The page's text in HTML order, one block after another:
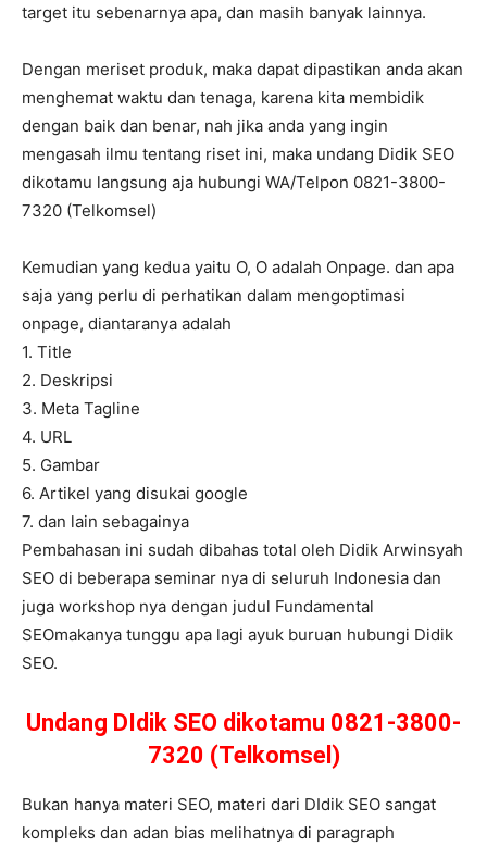
target itu sebenarnya apa, dan masih banyak lainnya.
Dengan meriset produk, maka dapat dipastikan anda akan
menghemat waktu dan tenaga, karena kita membidik
dengan baik dan benar, nah jika anda yang ingin
mengasah ilmu tentang riset ini, maka undang Didik SEO
dikotamu langsung aja hubungi WA/Telpon 0821-3800-
7320 (Telkomsel)
Kemudian yang kedua yaitu O, O adalah Onpage. dan apa
saja yang perlu di perhatikan dalam mengoptimasi
onpage, diantaranya adalah
1. Title
2. Deskripsi
3. Meta Tagline
4. URL
5. Gambar
6. Artikel yang disukai google
7. dan lain sebagainya
Pembahasan ini sudah dibahas total oleh Didik Arwinsyah
SEO di beberapa seminar nya di seluruh Indonesia dan
juga workshop nya dengan judul Fundamental
SEOmakanya tunggu apa lagi ayuk buruan hubungi Didik
SEO.
Undang DIdik SEO dikotamu 0821-3800-
7320 (Telkomsel)
Bukan hanya materi SEO, materi dari DIdik SEO sangat
kompleks dan adan bias melihatnya di paragraph